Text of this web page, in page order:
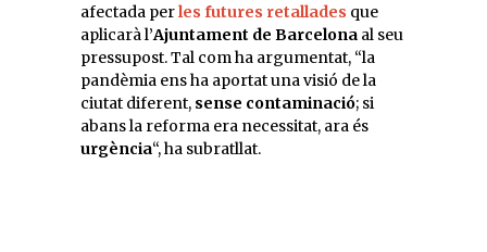
afectada perles futures retallades que
aplicarà l’Ajuntament de Barcelona al seu
pressupost. Tal com ha argumentat, “la
pandèmia ens ha aportat una visió de la
ciutat diferent, sense contaminació; si
abans la reforma era necessitat, ara és
urgència“, ha subratllat.